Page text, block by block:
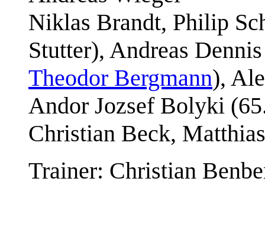
Niklas Brandt, Philip
Stutter), Andreas
Theodor Bergmann),
Andor Jozsef Bolyki
Christian Beck,
Trainer: Christian